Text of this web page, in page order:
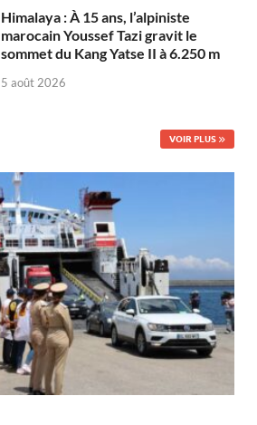
Himalaya : À 15 ans, l’alpiniste
marocain Youssef Tazi gravit le
sommet du Kang Yatse II à 6.250 m
5 août 2026
VOIR PLUS